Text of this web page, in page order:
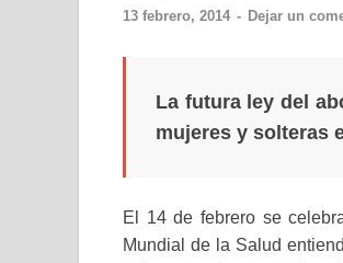
13 febrero, 2014 - Dejar un
La futura ley del
mujeres y solteras
El 14 de febrero se
Mundial de la Salud